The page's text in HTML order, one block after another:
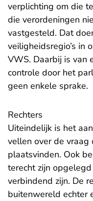
verplichting om die
die verordeningen
vastgesteld. Dat
veiligheidsregio’s in
VWS. Daarbij is van
controle door het
geen enkele sprake.
Rechters
Uiteindelijk is het
vellen over de vraag
plaatsvinden. Ook
terecht zijn
verbindend zijn. De
buitenwereld echter